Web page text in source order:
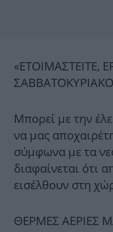
«ΕΤΟΙΜΑΣΤΕΙΤΕ,
Μπορεί με την
να μας
σύμφωνα με τα
διαφαίνεται ότι
εισέλθουν στη
ΘΕΡΜΕΣ ΑΕΡΙΕΣ